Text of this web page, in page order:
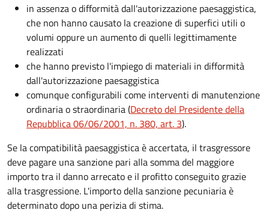
in assenza o difformità dall'autorizzazione paesaggistica,
che non hanno causato la creazione di superfici utili o
volumi oppure un aumento di quelli legittimamente
realizzati
che hanno previsto l'impiego di materiali in difformità
dall'autorizzazione paesaggistica
comunque configurabili come interventi di manutenzione
ordinaria o straordinaria (Decreto del Presidente della
Repubblica 06/06/2001, n. 380, art. 3).
Se la compatibilità paesaggistica è accertata, il trasgressore
deve pagare una sanzione pari alla somma del maggiore
importo tra il danno arrecato e il profitto conseguito grazie
alla trasgressione. L'importo della sanzione pecuniaria è
determinato dopo una perizia di stima.